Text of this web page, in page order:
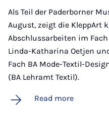
Als Teil der Paderborner
August, zeigt die KleppArt
Abschlussarbeiten im
Linda-Katharina Oetjen
Fach BA Mode-Textil-
(BA Lehramt Textil).
Read more